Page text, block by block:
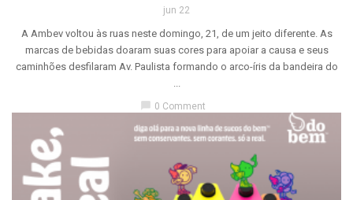
jun 22
A Ambev voltou às ruas neste domingo, 21, de um jeito diferente. As
marcas de bebidas doaram suas cores para apoiar a causa e seus
caminhões desfilaram Av. Paulista formando o arco-íris da bandeira do
...
chat_bubble 0 Comment